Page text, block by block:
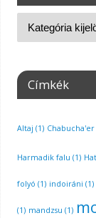
Címkék
Altaj (1) Chabucha'er
Harmadik falu (1)
folyó (1) indoiráni (1)
(1) mandzsu (1)